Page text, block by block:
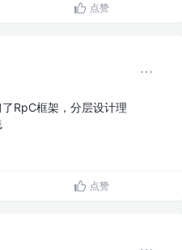
点赞
RpC框架，分层设计理
点赞